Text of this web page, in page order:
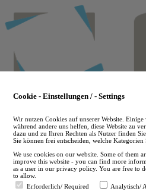
to
main
Cookie - Einstellungen / - Settings
Wir nutzen Cookies auf unserer Website. Einige
während andere uns helfen, diese Website zu
dazu und zu Ihren Rechten als Nutzer finden
Sie können frei entscheiden, welche Kategorien
We use cookies on our website. Some of them
improve this website - you can find more
as a user in our privacy policy. You are free to
to allow.
Erforderlich/ Required
Analytisch/